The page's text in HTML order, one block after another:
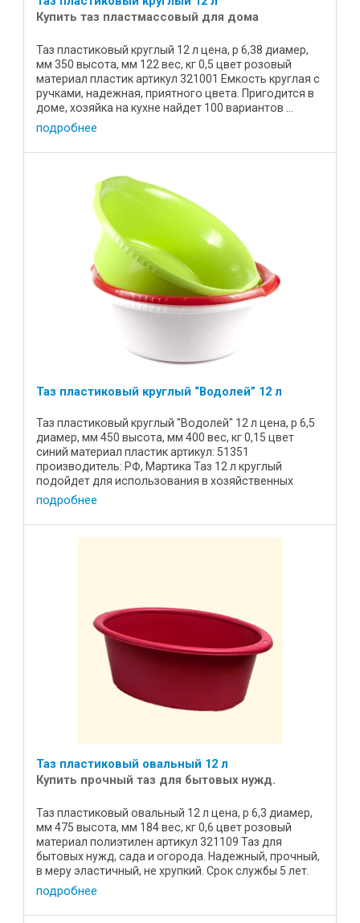
Купить таз пластмассовый для дома
Таз пластиковый круглый 12 л цена, р 6,38 диамер,
мм 350 высота, мм 122 вес, кг 0,5 цвет розовый
материал пластик артикул 321001 Емкость круглая с
ручками, надежная, приятного цвета. Пригодится в
доме, хозяйка на кухне найдет 100 вариантов ...
подробнее
Таз пластиковый круглый “Водолей” 12 л
Таз пластиковый круглый "Водолей" 12 л цена, р 6,5
диамер, мм 450 высота, мм 400 вес, кг 0,15 цвет
синий материал пластик артикул: 51351
производитель: РФ, Мартика Таз 12 л круглый
подойдет для использования в хозяйственных
нуждах для кухни и дома ...
подробнее
Таз пластиковый овальный 12 л
Купить прочный таз для бытовых нужд.
Таз пластиковый овальный 12 л цена, р 6,3 диамер,
мм 475 высота, мм 184 вес, кг 0,6 цвет розовый
материал полиэтилен артикул 321109 Таз для
бытовых нужд, сада и огорода. Надежный, прочный,
в меру эластичный, не хрупкий. Срок службы 5 лет.
Подойдет ...
подробнее